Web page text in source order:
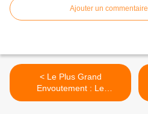
Ajouter un commentaire
< Le Plus Grand
Envoutement : Le
Mensonge Que Nous